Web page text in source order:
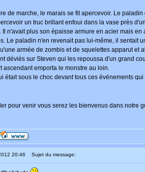
de marche, le marais se fit apercevoir. Le
un truc brillant enfoui dans la vase près
n'avait plus son épaisse armure en acier mais
Le paladin n'en revenait pas lui-même, il sentait
armée de zombis et de squelettes apparut et
déviés sur Steven qui les repoussa d'un grand
ascendant emporta le monstre au loin.
était sous le choc devant tous ces événements
pour venir vous serez les bienvenus dans notre
20:46 Sujet du message: